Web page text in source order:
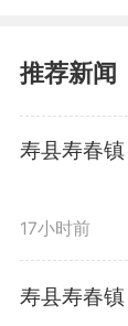
仔细察
了解电
等情况
的“主
形势，
推荐新闻
寿县寿春
17小时前
寿县寿春